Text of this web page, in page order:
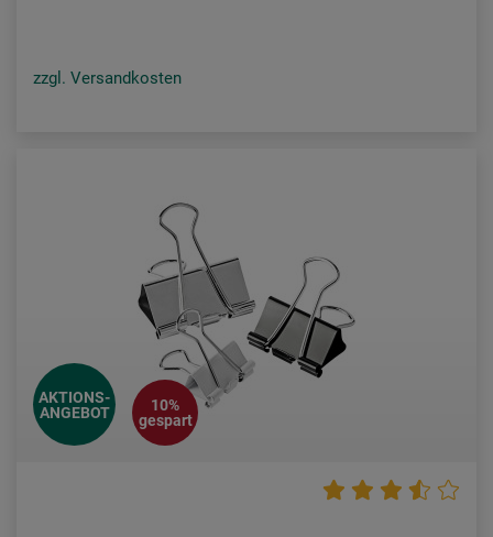
zzgl. Versandkosten
AKTIONS-
ANGEBOT
10%
gespart